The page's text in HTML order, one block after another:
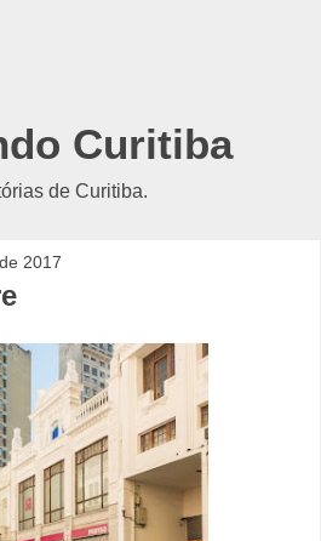
Curitiba
de Curitiba.
2017